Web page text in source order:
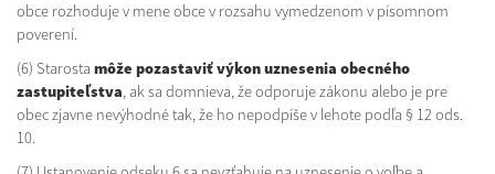
obce rozhoduje v mene obce v rozsahu vymedzenom v písomnom
poverení.
(6) Starosta môže pozastaviť výkon uznesenia obecného
zastupiteľstva, ak sa domnieva, že odporuje zákonu alebo je pre
obec zjavne nevýhodné tak, že ho nepodpíše v lehote podľa § 12 ods.
10.